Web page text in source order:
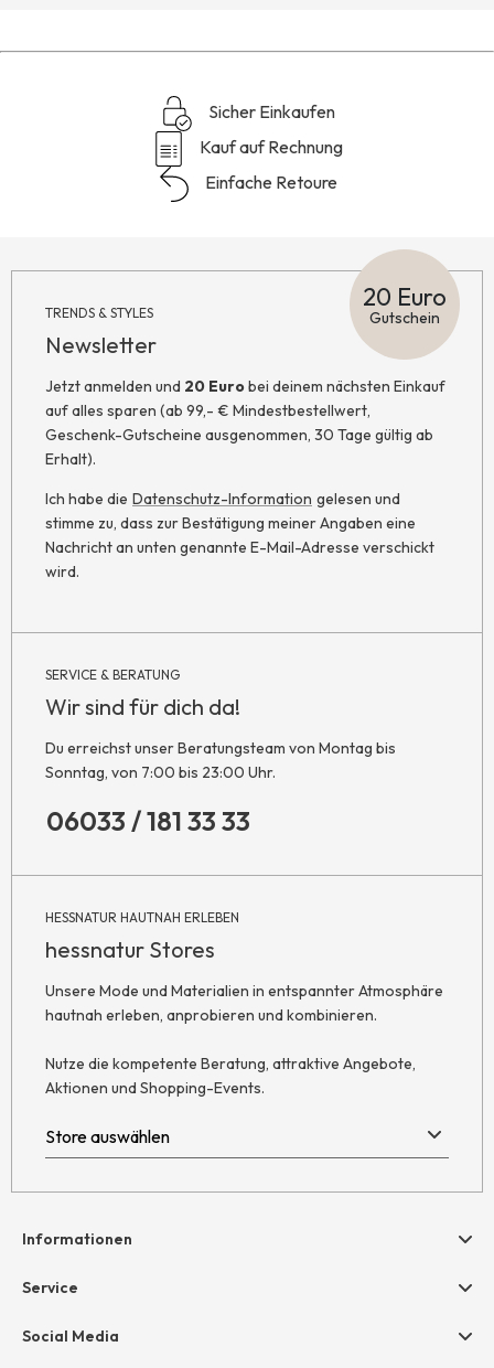
Sicher Einkaufen
Kauf auf Rechnung
Einfache Retoure
TRENDS & STYLES
Newsletter
20 Euro
Gutschein
Jetzt anmelden und 20 Eurobei deinem nächsten Einkauf
auf alles sparen (ab 99,- € Mindestbestellwert,
Geschenk-Gutscheine ausgenommen, 30 Tage gültig ab
Erhalt).
Ich habe die Datenschutz-Information gelesen und
stimme zu, dass zur Bestätigung meiner Angaben eine
Nachricht an unten genannte E-Mail-Adresse verschickt
wird.
SERVICE & BERATUNG
Wir sind für dich da!
Du erreichst unser Beratungsteam von Montag bis
Sonntag, von 7:00 bis 23:00 Uhr.
06033 / 181 33 33
HESSNATUR HAUTNAH ERLEBEN
hessnatur Stores
Unsere Mode und Materialien in entspannter Atmosphäre
hautnah erleben, anprobieren und kombinieren.
Nutze die kompetente Beratung, attraktive Angebote,
Aktionen und Shopping-Events.
Informationen
Hilfe & Kontakt
Retoure
Service
Geschenkgutscheine
Social Media